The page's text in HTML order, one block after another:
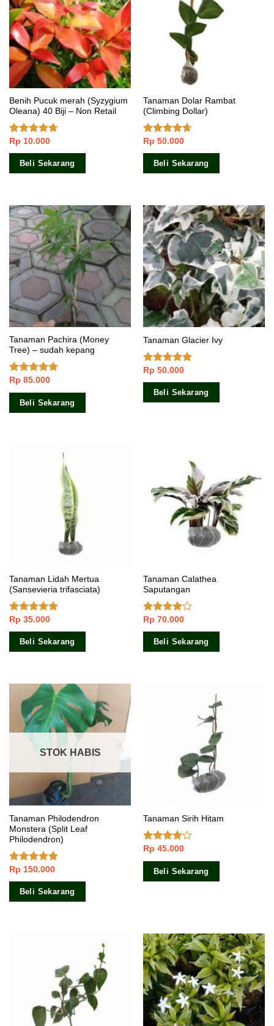
Benih Pucuk merah (Syzygium
Oleana) 40 Biji – Non Retail
Dinilai
4.40dari 5
Rp 10.000
Beli Sekarang
Tanaman Dolar Rambat
(Climbing Dollar)
Dinilai
4.33dari
Rp 50.000
Beli Sekarang
Tanaman Pachira (Money
Tree) – sudah kepang
Dinilai
4.50dari 5
Rp 85.000
Beli Sekarang
Tanaman Glacier Ivy
Dinilai5.00
dari 5
Rp 50.000
Beli Sekarang
Tanaman Lidah Mertua
(Sansevieria trifasciata)
Dinilai5.00
dari 5
Rp 35.000
Beli Sekarang
Tanaman Calathea
Saputangan
Dinilai
3.83dari
Rp 70.000
Beli Sekarang
STOK HABIS
Tanaman Philodendron
Monstera (Split Leaf
Philodendron)
Dinilai4.60
dari 5
Rp 150.000
Beli Sekarang
Tanaman Sirih Hitam
Dinilai
3.71dari
Rp 45.000
Beli Sekarang